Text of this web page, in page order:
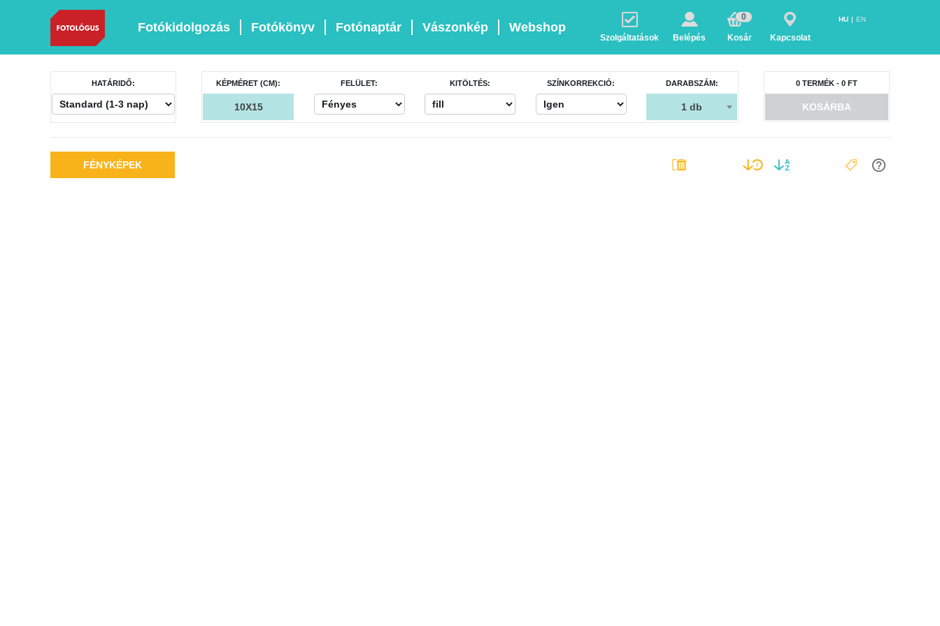
Fotókidolgozás Fotókönyv Fotónaptár Vászonkép Webshop
Szolgáltatások Belépés
0
Kosár Kapcsolat
HU EN
HATÁRIDŐ: 0 TERMÉK - 0 FT
KOSÁRBA
KÉPMÉRET (CM):
10X15
FELÜLET: KITÖLTÉS: SZÍNKORREKCIÓ: DARABSZÁM:
1 db
FÉNYKÉPEK